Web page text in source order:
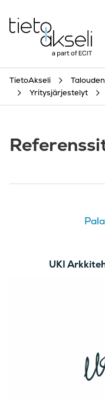
TietoAkseli
Yritysjärjestelyt
UKI